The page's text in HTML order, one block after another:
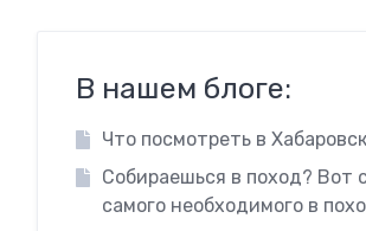
В нашем блоге:
Что посмотреть в
Собираешься в поход? Вот
самого необходимого в